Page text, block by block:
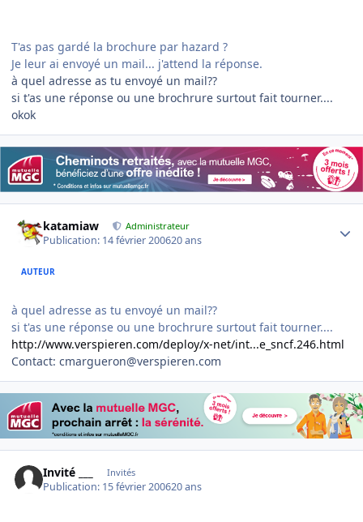
T'as pas gardé la brochure par hazard ?
Je leur ai envoyé un mail... j'attend la réponse.
à quel adresse as tu envoyé un mail??
si t'as une réponse ou une brochrure surtout fait tourner....
okok
katamiaw Administrateur
Publication: 14 février 200620 ans
AUTEUR
à quel adresse as tu envoyé un mail??
si t'as une réponse ou une brochrure surtout fait tourner....
http://www.verspieren.com/deploy/x-net/int...e_sncf.246.html
Contact: cmargueron@verspieren.com
Invité ___ Invités
Publication: 15 février 200620 ans